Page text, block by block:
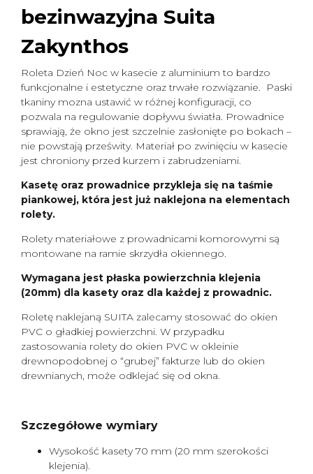
bezinwazyjna Suita
Zakynthos
Roleta Dzień Noc w kasecie z aluminium to bardzo
funkcjonalne i estetyczne oraz trwałe rozwiązanie. Paski
tkaniny mozna ustawić w różnej konfiguracji, co
pozwala na regulowanie dopływu światła. Prowadnice
sprawiają, że okno jest szczelnie zasłonięte po bokach –
nie powstają prześwity. Materiał po zwinięciu w kasecie
jest chroniony przed kurzem i zabrudzeniami.
Kasetę oraz prowadnice przykleja się na taśmie
piankowej, która jest już naklejona na elementach
rolety.
Rolety materiałowe z prowadnicami komorowymi są
montowane na ramie skrzydła okiennego.
Wymagana jest płaska powierzchnia klejenia
(20mm) dla kasety oraz dla każdej z prowadnic.
Roletę naklejaną SUITA zalecamy stosować do okien
PVC o gładkiej powierzchni. W przypadku
zastosowania rolety do okien PVC w okleinie
drewnopodobnej o “grubej” fakturze lub do okien
drewnianych, może odklejać się od okna.
Szczegółowe wymiary
Wysokość kasety 70 mm (20 mm szerokości
klejenia).